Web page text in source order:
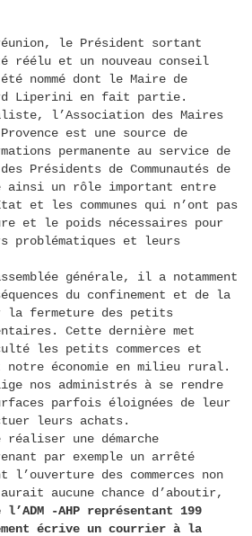
le Président sortant
réélu et un nouveau conseil
nommé dont le Maire de
Liperini en fait partie.
l’Association des Maires
est une source de
permanente au service de
Présidents de Communautés de
ainsi un rôle important entre
et les communes qui n’ont pas
et le poids nécessaires pour
problématiques et leurs
générale, il a notamment
du confinement et de la
fermeture des petits
Cette dernière met
les petits commerces et
économie en milieu rural.
nos administrés à se rendre
parfois éloignées de leur
leurs achats.
une démarche
par exemple un arrêté
des commerces non
aucune chance d’aboutir,
-AHP représentant 199
écrive un courrier à la